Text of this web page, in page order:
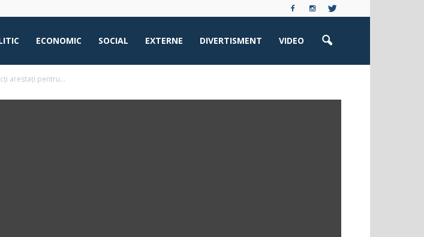
ECONOMIC SOCIAL EXTERNE DIVERTISMENT VIDEO
arestați pentru...